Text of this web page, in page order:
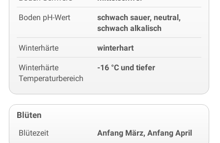
Boden pH-Wert
schwach sauer, neutral,
schwach alkalisch
Winterhärte winterhart
Winterhärte
Temperaturbereich
-16 °C und tiefer
Blüten
Blütezeit Anfang März, Anfang April